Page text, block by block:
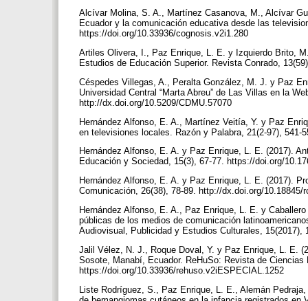
Alcívar Molina, S. A., Martínez Casanova, M., Alcívar
Ecuador y la comunicación educativa desde las
https://doi.org/10.33936/cognosis.v2i1.280
Artiles Olivera, I., Paz Enrique, L. E. y Izquierdo Brito,
Estudios de Educación Superior. Revista Conrado,
Céspedes Villegas, A., Peralta González, M. J. y Paz
Universidad Central “Marta Abreu” de Las Villas en la
http://dx.doi.org/10.5209/CDMU.57070
Hernández Alfonso, E. A., Martínez Veitía, Y. y Paz
en televisiones locales. Razón y Palabra, 21(2-97),
Hernández Alfonso, E. A. y Paz Enrique, L. E. (2017).
Educación y Sociedad, 15(3), 67-77. https://doi.org/
Hernández Alfonso, E. A. y Paz Enrique, L. E. (2017).
Comunicación, 26(38), 78-89. http://dx.doi.org/10.18845/
Hernández Alfonso, E. A., Paz Enrique, L. E. y
públicas de los medios de comunicación
Audiovisual, Publicidad y Estudios Culturales,
Jalil Vélez, N. J., Roque Doval, Y. y Paz Enrique, L. E.
Sosote, Manabí, Ecuador. ReHuSo: Revista de
https://doi.org/10.33936/rehuso.v2iESPECIAL.1252
Liste Rodríguez, S., Paz Enrique, L. E., Alemán